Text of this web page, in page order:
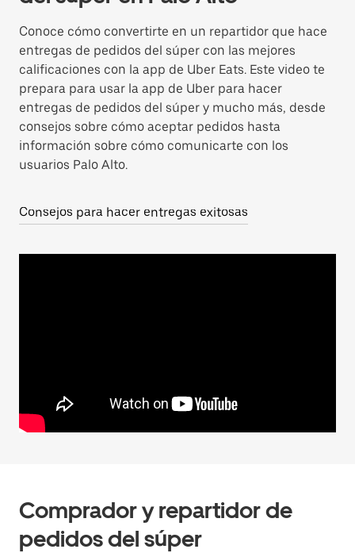
Conoce cómo convertirte en un repartidor que hace
entregas de pedidos del súper con las mejores
calificaciones con la app de Uber Eats. Este video te
prepara para usar la app de Uber para hacer
entregas de pedidos del súper y mucho más, desde
consejos sobre cómo aceptar pedidos hasta
información sobre cómo comunicarte con los
usuarios Palo Alto.
Consejos para hacer entregas exitosas
Comprador y repartidor de
pedidos del súper